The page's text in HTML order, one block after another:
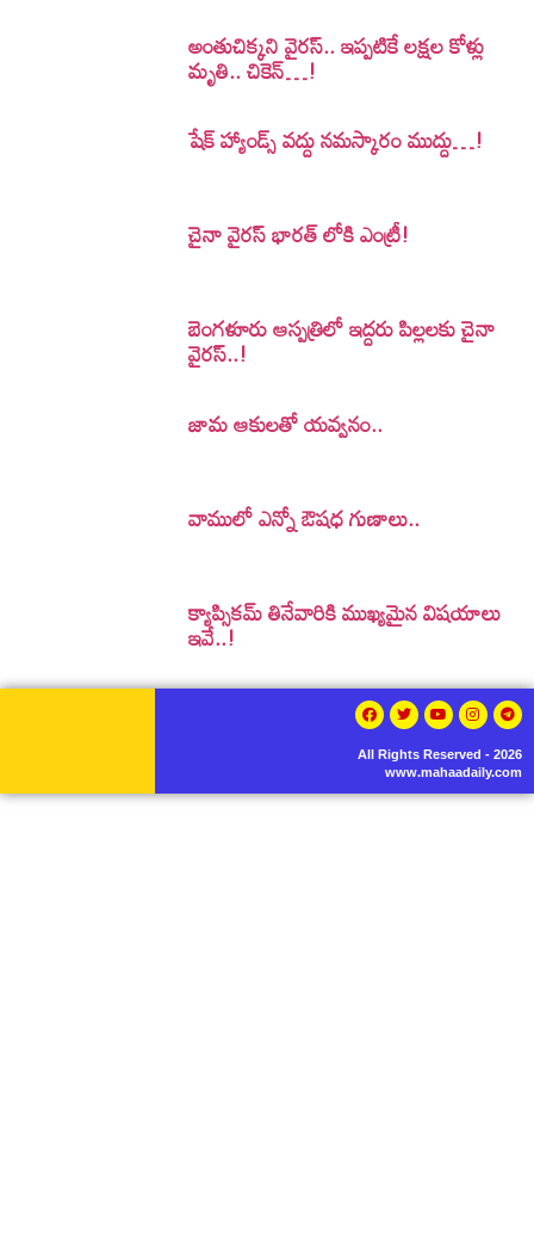
అంతుచిక్కని వైరస్.. ఇప్పటికే లక్షల కోళ్లు
మృతి.. చికెన్…!
షేక్ హ్యాండ్స్ వద్దు నమస్కారం ముద్దు…!
చైనా వైరస్ భారత్ లోకి ఎంట్రీ!
బెంగళూరు ఆస్పత్రిలో ఇద్దరు పిల్లలకు చైనా
వైరస్..!
జామ ఆకులతో యవ్వనం..
వాములో ఎన్నో ఔషధ గుణాలు..
క్యాప్సికమ్ తినేవారికి ముఖ్యమైన విషయాలు
ఇవే..!
All Rights Reserved - 2026
www.mahaadaily.com